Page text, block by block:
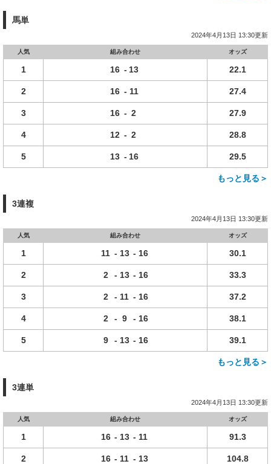
馬単
2024年4月13日 13:30更新
人気 組み合わせ オッズ
1 16 - 13 22.1
2 16 - 11 27.4
3 16 - 2 27.9
4 12 - 2 28.8
5 13 - 16 29.5
もっと見る＞
3連複
2024年4月13日 13:30更新
人気 組み合わせ オッズ
1 11 - 13 - 16 30.1
2 2 - 13 - 16 33.3
3 2 - 11 - 16 37.2
4 2 - 9 - 16 38.1
5 9 - 13 - 16 39.1
もっと見る＞
3連単
2024年4月13日 13:30更新
人気 組み合わせ オッズ
1 16 - 13 - 11 91.3
2 16 - 11 - 13 104.8